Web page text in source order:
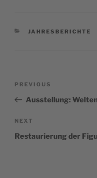
CATEGORIES
JAHRESBERICHTE
Previous
Post
PREVIOUS
Ausstellung:
Next
Post
NEXT
Restaurierung der